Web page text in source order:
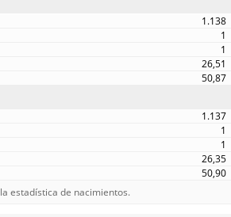
1.138
1
1
26,51
50,87
1.137
1
1
26,35
50,90
estadística de nacimientos.